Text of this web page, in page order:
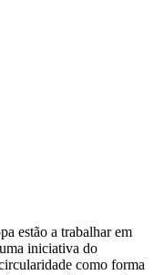
estão a trabalhar em
iniciativa do
como forma